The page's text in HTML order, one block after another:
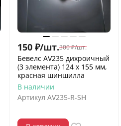
150 ₽/шт.300 ₽/шт.
Бевелс AV235 дихроичный
(3 элемента) 124 х 155 мм,
красная шиншилла
В наличии
Артикул AV235-R-SH